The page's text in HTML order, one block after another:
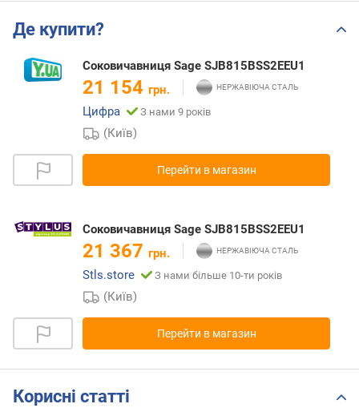
Де купити?
Соковичавниця Sage SJB815BSS2EEU1
21 154 грн.
Цифра
З нами 9 років
(Київ)
Перейти в магазин
Соковичавниця Sage SJB815BSS2EEU1
21 367 грн.
Stls.store
З нами більше 10-ти років
(Київ)
Перейти в магазин
Корисні статті